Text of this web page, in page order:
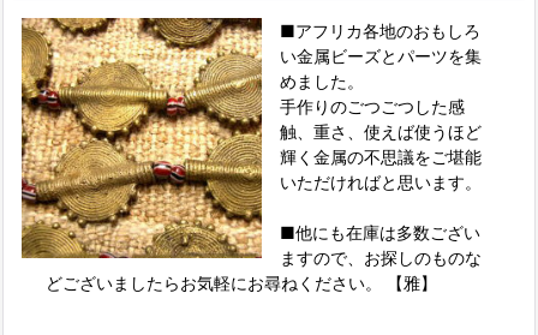
■アフリカ各地のおもしろ
い金属ビーズとパーツを集
めました。
手作りのごつごつした感
触、重さ、使えば使うほど
輝く金属の不思議をご堪能
いただければと思います。
■他にも在庫は多数ござい
ますので、お探しのものな
どございましたらお気軽にお尋ねください。 【雅】